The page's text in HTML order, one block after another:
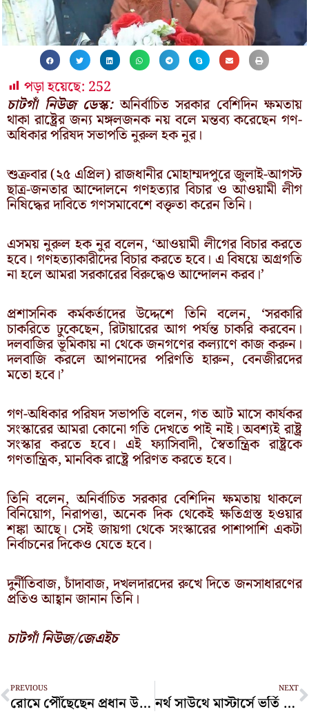
পড়া হয়েছে: 252
চাটগাঁ নিউজ ডেস্ক:অনির্বাচিত সরকার বেশিদিন ক্ষমতায়
থাকা রাষ্ট্রের জন্য মঙ্গলজনক নয় বলে মন্তব্য করেছেন গণ-
অধিকার পরিষদ সভাপতি নুরুল হক নুর।
শুক্রবার (২৫ এপ্রিল) রাজধানীর মোহাম্মদপুরে জুলাই-আগস্ট
ছাত্র-জনতার আন্দোলনে গণহত্যার বিচার ও আওয়ামী লীগ
নিষিদ্ধের দাবিতে গণসমাবেশে বক্তৃতা করেন তিনি।
এসময় নুরুল হক নুর বলেন, ‘আওয়ামী লীগের বিচার করতে
হবে। গণহত্যাকারীদের বিচার করতে হবে। এ বিষয়ে অগ্রগতি
না হলে আমরা সরকারের বিরুদ্ধেও আন্দোলন করব।’
প্রশাসনিক কর্মকর্তাদের উদ্দেশে তিনি বলেন, ‘সরকারি
চাকরিতে ঢুকেছেন, রিটায়ারের আগ পর্যন্ত চাকরি করবেন।
দলবাজির ভূমিকায় না থেকে জনগণের কল্যাণে কাজ করুন।
দলবাজি করলে আপনাদের পরিণতি হারুন, বেনজীরদের
মতো হবে।’
গণ-অধিকার পরিষদ সভাপতি বলেন, গত আট মাসে কার্যকর
সংস্কারের আমরা কোনো গতি দেখতে পাই নাই। অবশ্যই রাষ্ট্র
সংস্কার করতে হবে। এই ফ্যাসিবাদী, স্বৈতান্ত্রিক রাষ্ট্রকে
গণতান্ত্রিক, মানবিক রাষ্ট্রে পরিণত করতে হবে।
তিনি বলেন, অনির্বাচিত সরকার বেশিদিন ক্ষমতায় থাকলে
বিনিয়োগ, নিরাপত্তা, অনেক দিক থেকেই ক্ষতিগ্রস্ত হওয়ার
শঙ্কা আছে। সেই জায়গা থেকে সংস্কারের পাশাপাশি একটা
নির্বাচনের দিকেও যেতে হবে।
দুর্নীতিবাজ, চাঁদাবাজ, দখলদারদের রুখে দিতে জনসাধারণের
প্রতিও আহ্বান জানান তিনি।
চাটগাঁ নিউজ/জেএইচ
Prev
PREVIOUS
রোমে পৌঁছেছেন প্রধান উপদেষ্টা ড. ইউনূস
NEXT
নর্থ সাউথে মাস্টার্সে ভর্তি পরীক্ষা দিলেন উপদেষ্টা আসিফ